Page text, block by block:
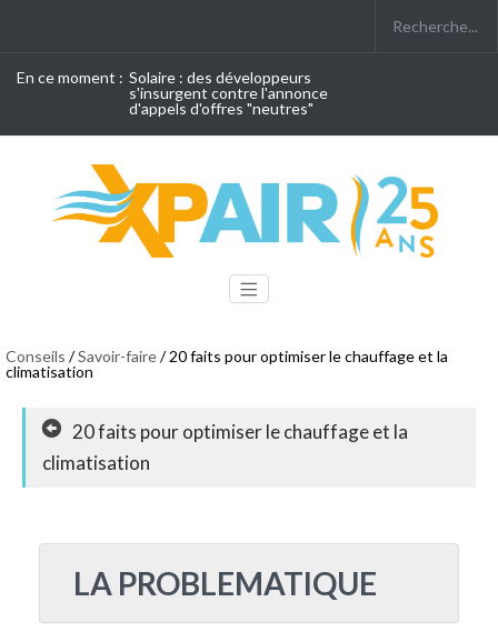
En ce moment : Solaire : des développeurs
s'insurgent contre l'annonce
d'appels d'offres "neutres"
Conseils /Savoir-faire/ 20 faits pour optimiser le chauffage et la
climatisation
20 faits pour optimiser le chauffage et la
climatisation
LA PROBLEMATIQUE